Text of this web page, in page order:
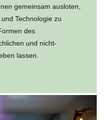
gemeinsam ausloten,
Technologie zu
des
und nicht-
lassen.